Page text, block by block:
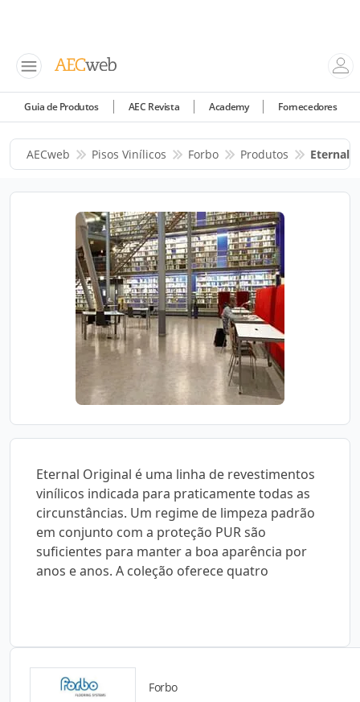
Guia de Produtos AEC Revista Academy Fornecedores
AECweb Pisos Vinílicos Forbo Produtos Eternal
Eternal Original é uma linha de revestimentos
vinílicos indicada para praticamente todas as
circunstâncias. Um regime de limpeza padrão
em conjunto com a proteção PUR são
suficientes para manter a boa aparência por
anos e anos. A coleção oferece quatro
Forbo
Catálogos para Download